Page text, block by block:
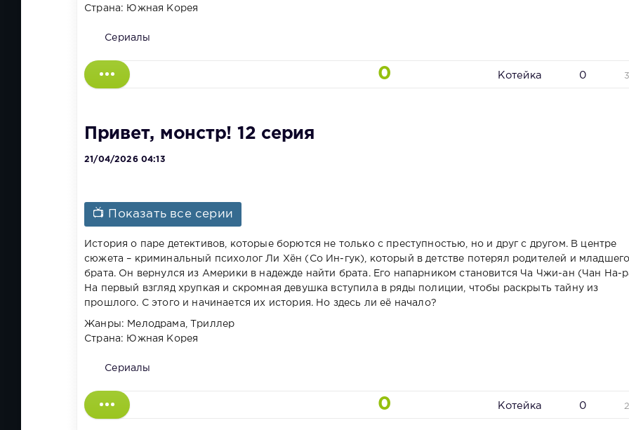
Страна: Южная Корея
Сериалы
0 Котейка 0
Привет, монстр! 12 серия
21/04/2026 04:13
📺 Показать все серии
История о паре детективов, которые борются не только с преступностью, но и друг с другом. В центре
сюжета – криминальный психолог Ли Хён (Со Ин-гук), который в детстве потерял родителей и
брата. Он вернулся из Америки в надежде найти брата. Его напарником становится Ча Чжи-ан (Чан На-
На первый взгляд хрупкая и скромная девушка вступила в ряды полиции, чтобы раскрыть тайну из
прошлого. С этого и начинается их история. Но здесь ли её начало?
Жанры: Мелодрама, Триллер
Страна: Южная Корея
Сериалы
0 Котейка 0